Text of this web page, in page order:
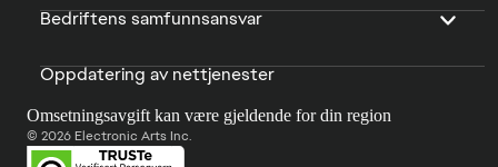
Bedriftens samfunnsansvar
Oppdatering av nettjenester
Omsetningsavgift kan være gjeldende for din region
© 2026 Electronic Arts Inc.